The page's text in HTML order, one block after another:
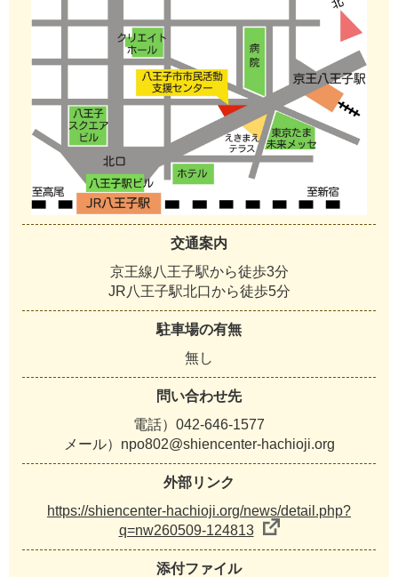
交通案内
京王線八王子駅から徒歩3分
JR八王子駅北口から徒歩5分
駐車場の有無
無し
問い合わせ先
電話）042-646-1577
メール）npo802@shiencenter-hachioji.org
外部リンク
https://shiencenter-hachioji.org/news/detail.php?
q=nw260509-124813
添付ファイル